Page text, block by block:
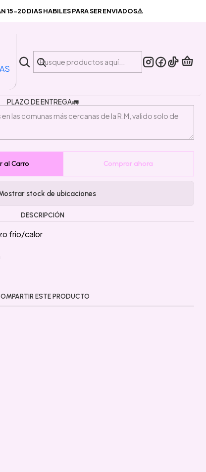
15-20 DIAS HABILES PARA SER ENVIADOS⚠️
frio/calor
para almuerzo
frio/calor
PLAZO DE ENTREGA🚛
al Carro Comprar ahora
stock de ubicaciones
DESCRIPCIÓN
frio/calor
ESTE PRODUCTO